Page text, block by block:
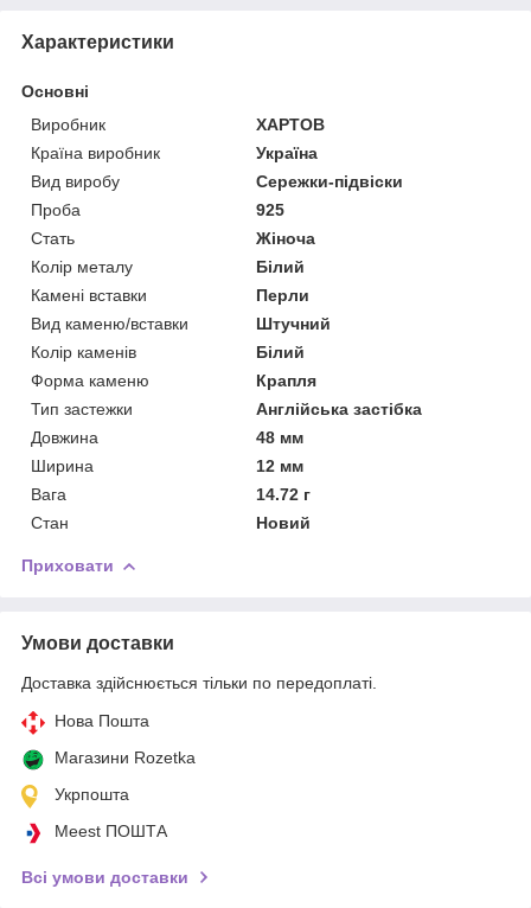
Характеристики
Основні
Виробник
ХАРТОВ
Країна виробник
Україна
Вид виробу
Сережки-підвіски
Проба
925
Стать
Жіноча
Колір металу
Білий
Камені вставки
Перли
Вид каменю/вставки
Штучний
Колір каменів
Білий
Форма каменю
Крапля
Тип застежки
Англійська застібка
Довжина
48 мм
Ширина
12 мм
Вага
14.72 г
Стан
Новий
Приховати
Умови доставки
Доставка здійснюється тільки по передоплаті.
Нова Пошта
Магазини Rozetka
Укрпошта
Meest ПОШТА
Всі умови доставки